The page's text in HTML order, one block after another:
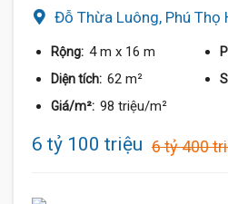
Đỗ Thừa Luông, Phú Thọ
Rộng: 4 m x 16 m
Diện tích: 62 m²
Giá/m²: 98 triệu/m²
6 tỷ 100 triệu 6 tỷ 400